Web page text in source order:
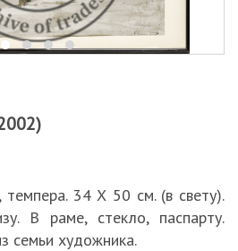
темпера. 34 Х 50 см. (в свету).
В раме, стекло, паспарту.
семьи художника.